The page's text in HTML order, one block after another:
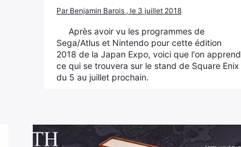
Par Benjamin Barois , le 3 juillet 2018
Après avoir vu les programmes de
Sega/Atlus et Nintendo pour cette édition
2018 de la Japan Expo, voici que l'on apprend
ce qui se trouvera sur le stand de Square Enix
du 5 au juillet prochain.